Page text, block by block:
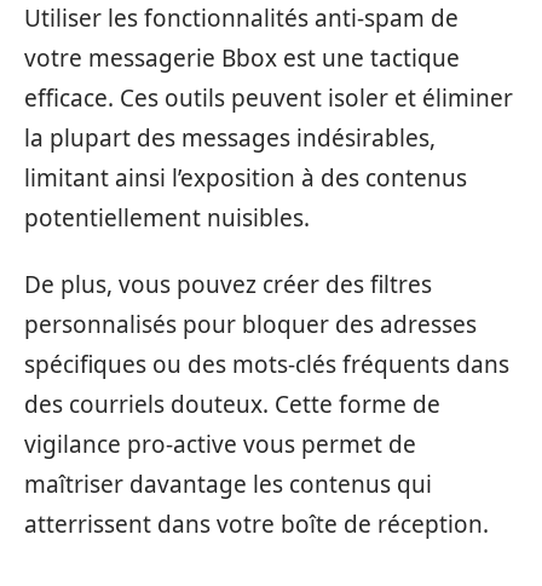
Utiliser les fonctionnalités anti-spam de
votre messagerie Bbox est une tactique
efficace. Ces outils peuvent isoler et éliminer
la plupart des messages indésirables,
limitant ainsi l’exposition à des contenus
potentiellement nuisibles.
De plus, vous pouvez créer des filtres
personnalisés pour bloquer des adresses
spécifiques ou des mots-clés fréquents dans
des courriels douteux. Cette forme de
vigilance pro-active vous permet de
maîtriser davantage les contenus qui
atterrissent dans votre boîte de réception.